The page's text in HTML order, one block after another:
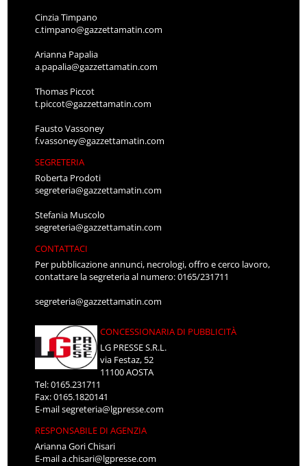
Cinzia Timpano
c.timpano@gazzettamatin.com
Arianna Papalia
a.papalia@gazzettamatin.com
Thomas Piccot
t.piccot@gazzettamatin.com
Fausto Vassoney
f.vassoney@gazzettamatin.com
SEGRETERIA
Roberta Prodoti
segreteria@gazzettamatin.com
Stefania Muscolo
segreteria@gazzettamatin.com
CONTATTACI
Per pubblicazione annunci, necrologi, offro e cerco lavoro,
contattare la segreteria al numero: 0165/231711
segreteria@gazzettamatin.com
CONCESSIONARIA DI PUBBLICITÀ
LG PRESSE S.R.L.
via Festaz, 52
11100 AOSTA
Tel: 0165.231711
Fax: 0165.1820141
E-mailsegreteria@lgpresse.com
RESPONSABILE DI AGENZIA
Arianna Gori Chisari
E-maila.chisari@lgpresse.com